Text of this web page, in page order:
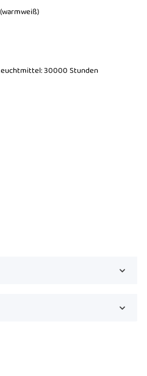
30000 Stunden